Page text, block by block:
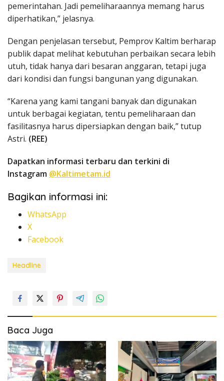
pemerintahan. Jadi pemeliharaannya memang harus
diperhatikan,” jelasnya.
Dengan penjelasan tersebut, Pemprov Kaltim berharap
publik dapat melihat kebutuhan perbaikan secara lebih
utuh, tidak hanya dari besaran anggaran, tetapi juga
dari kondisi dan fungsi bangunan yang digunakan.
“Karena yang kami tangani banyak dan digunakan
untuk berbagai kegiatan, tentu pemeliharaan dan
fasilitasnya harus dipersiapkan dengan baik,” tutup
Astri. (REE)
Dapatkan informasi terbaru dan terkini di
Instagram @Kaltimetam.id
Bagikan informasi ini:
WhatsApp
X
Facebook
Headline
Baca Juga